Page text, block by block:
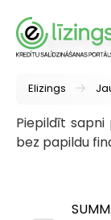
Elizings
Piepildīt
bez papildu